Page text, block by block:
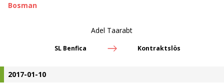
Bosman
Adel Taarabt
SL Benfica Kontraktslös
2017-01-10